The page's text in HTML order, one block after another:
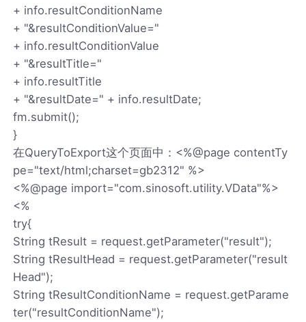
+ info.resultConditionName
+ "&resultConditionValue="
+ info.resultConditionValue
+ "&resultTitle="
+ info.resultTitle
+ "&resultDate=" + info.resultDate;
fm.submit();
}
在QueryToExport这个页面中：<%@page contentTy
pe="text/html;charset=gb2312" %>
<%@page import="com.sinosoft.utility.VData"%>
<%
try{
String tResult = request.getParameter("result");
String tResultHead = request.getParameter("result
Head");
String tResultConditionName = request.getParame
ter("resultConditionName");